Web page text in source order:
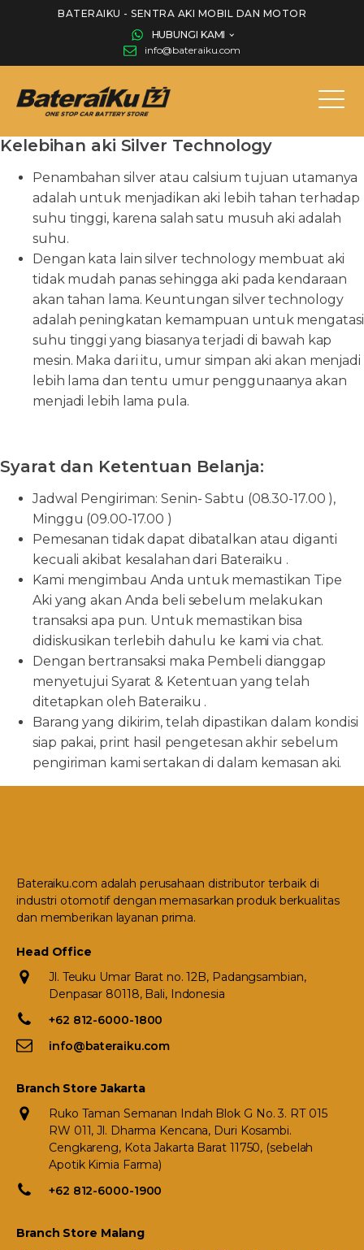
BATERAIKU - SENTRA AKI MOBIL DAN MOTOR
HUBUNGI KAMI
info@bateraiku.com
Kelebihan aki Silver Technology
Penambahan silver atau calsium tujuan utamanya
adalah untuk menjadikan aki lebih tahan terhadap
suhu tinggi, karena salah satu musuh aki adalah
suhu.
Dengan kata lain silver technology membuat aki
tidak mudah panas sehingga aki pada kendaraan
akan tahan lama. Keuntungan silver technology
adalah peningkatan kemampuan untuk mengatasi
suhu tinggi yang biasanya terjadi di bawah kap
mesin. Maka dari itu, umur simpan aki akan menjadi
lebih lama dan tentu umur penggunaanya akan
menjadi lebih lama pula.
Syarat dan Ketentuan Belanja:
Jadwal Pengiriman: Senin- Sabtu (08.30-17.00 ),
Minggu (09.00-17.00 )
Pemesanan tidak dapat dibatalkan atau diganti
kecuali akibat kesalahan dari Bateraiku .
Kami mengimbau Anda untuk memastikan Tipe
Aki yang akan Anda beli sebelum melakukan
transaksi apa pun. Untuk memastikan bisa
didiskusikan terlebih dahulu ke kami via chat.
Dengan bertransaksi maka Pembeli dianggap
menyetujui Syarat & Ketentuan yang telah
ditetapkan oleh Bateraiku .
Barang yang dikirim, telah dipastikan dalam kondisi
siap pakai, print hasil pengetesan akhir sebelum
pengiriman kami sertakan di dalam kemasan aki.
Bateraiku.com adalah perusahaan distributor terbaik di
industri otomotif dengan memasarkan produk berkualitas
dan memberikan layanan prima.
Head Office
Jl. Teuku Umar Barat no. 12B, Padangsambian,
Denpasar 80118, Bali, Indonesia
+62 812-6000-1800
info@bateraiku.com
Branch Store Jakarta
Ruko Taman Semanan Indah Blok G No. 3. RT 015
RW 011, Jl. Dharma Kencana, Duri Kosambi.
Cengkareng, Kota Jakarta Barat 11750, (sebelah
Apotik Kimia Farma)
+62 812-6000-1900
Branch Store Malang